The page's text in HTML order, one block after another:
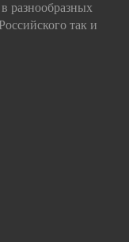
разнообразных
так и